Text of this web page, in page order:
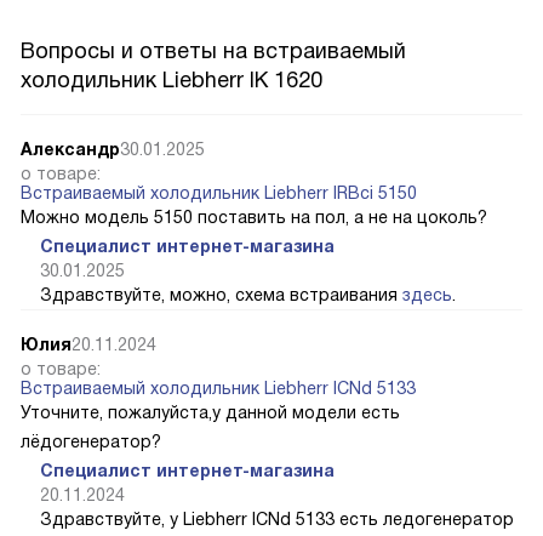
Вопросы и ответы на встраиваемый
холодильник Liebherr IK 1620
Александр30.01.2025
о товаре:
Встраиваемый холодильник Liebherr IRBci 5150
Можно модель 5150 поставить на пол, а не на цоколь?
Специалист интернет-магазина
30.01.2025
Здравствуйте, можно, схема встраивания здесь
Юлия20.11.2024
о товаре:
Встраиваемый холодильник Liebherr ICNd 5133
Уточните, пожалуйста,у данной модели есть
лёдогенератор?
Специалист интернет-магазина
20.11.2024
Здравствуйте, у Liebherr ICNd 5133 есть ледогенератор